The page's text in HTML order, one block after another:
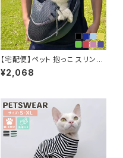
【宅配便】ペット 抱っこ スリング
メッシュ キャリーバッグ 犬 小型
犬 猫 ペットグッズ ペット鞄 ドッ
¥2,068